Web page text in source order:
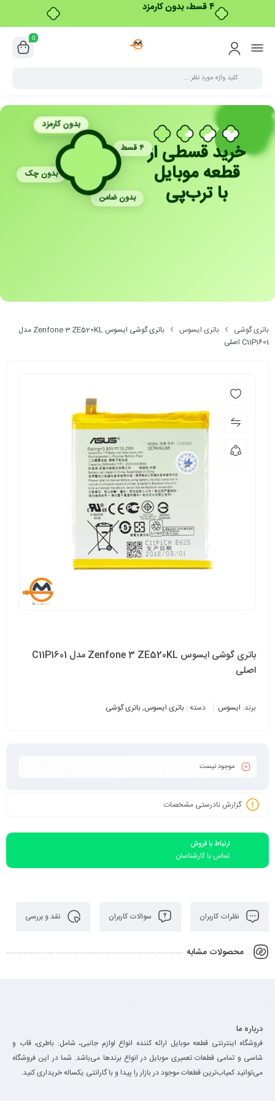
۴ قسط، بدون کارمزد
0
خرید قسطی از
قطعه موبایل
با ترب‌پی
بدون کارمزد
۴ قسط
بدون چک
بدون ضامن
باتری گوشی باتری ایسوس
باتری گوشی ایسوس Zenfone 3 ZE520KL مدل
C11P1601 اصلی
باتری گوشی ایسوس Zenfone 3 ZE520KL مدل C11P1601
اصلی
برند: ایسوس دسته : باتری ایسوس,باتری گوشی
موجود نیست
گزارش نادرستی مشخصات
ارتباط با فروش
تماس با کارشناسان
نظرات کاربران سوالات کاربران نقد و بررسی
محصولات مشابه
درباره ما
فروشگاه اینترنتی قطعه موبایل ارائه کننده انواع لوازم جانبی، شامل: باطری، قاب و
شاسی و تمامی قطعات تعمیری موبایل در انواع برند‌ها می‌باشد. شما در این فروشگاه
می‌توانید کمیاب‌ترین قطعات موجود در بازار را پیدا و با گارانتی یکساله خریداری کنید.